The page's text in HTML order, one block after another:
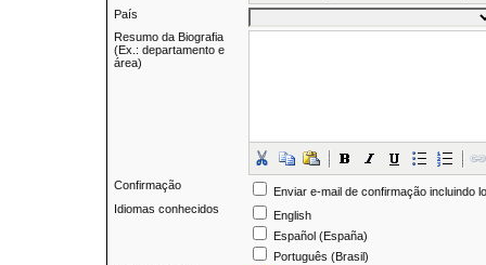
País
Resumo da Biografia
(Ex.: departamento e
área)
Confirmação
Enviar e-mail de confirmação incluindo
Idiomas conhecidos
English
Español (España)
Português (Brasil)